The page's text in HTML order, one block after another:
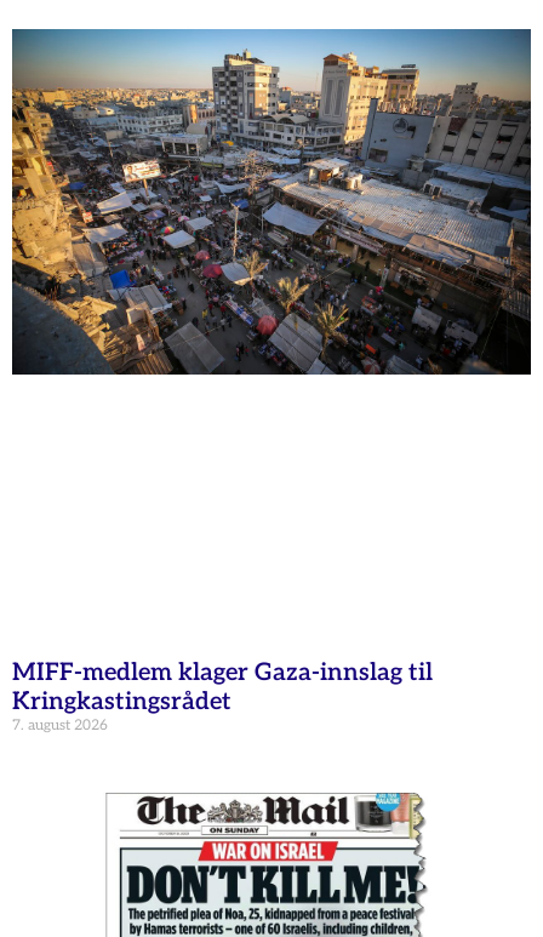
MIFF-medlem klager Gaza-innslag til
Kringkastingsrådet
7. august 2026